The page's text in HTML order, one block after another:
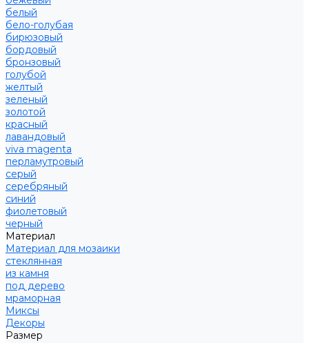
белый
бело-голубая
бирюзовый
бордовый
бронзовый
голубой
желтый
зеленый
золотой
красный
лавандовый
viva magenta
перламутровый
серый
серебряный
синий
фиолетовый
черный
Материал
Материал для мозаики
стеклянная
из камня
под дерево
мраморная
Миксы
Декоры
Размер